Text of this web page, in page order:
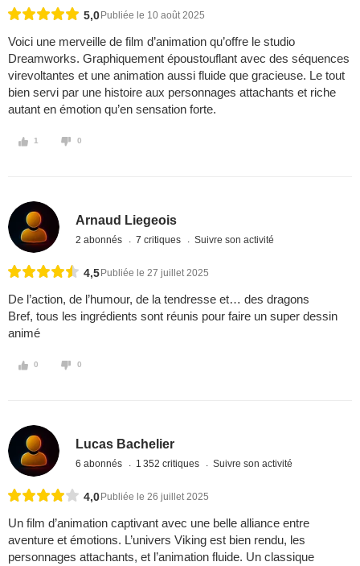
5,0 Publiée le 10 août 2025
Voici une merveille de film d’animation qu’offre le studio
Dreamworks. Graphiquement époustouflant avec des séquences
virevoltantes et une animation aussi fluide que gracieuse. Le tout
bien servi par une histoire aux personnages attachants et riche
autant en émotion qu’en sensation forte.
1 0
Arnaud Liegeois
2 abonnés 7 critiques Suivre son activité
4,5 Publiée le 27 juillet 2025
De l’action, de l’humour, de la tendresse et… des dragons
Bref, tous les ingrédients sont réunis pour faire un super dessin
animé
0 0
Lucas Bachelier
6 abonnés 1 352 critiques Suivre son activité
4,0 Publiée le 26 juillet 2025
Un film d’animation captivant avec une belle alliance entre
aventure et émotions. L’univers Viking est bien rendu, les
personnages attachants, et l’animation fluide. Un classique